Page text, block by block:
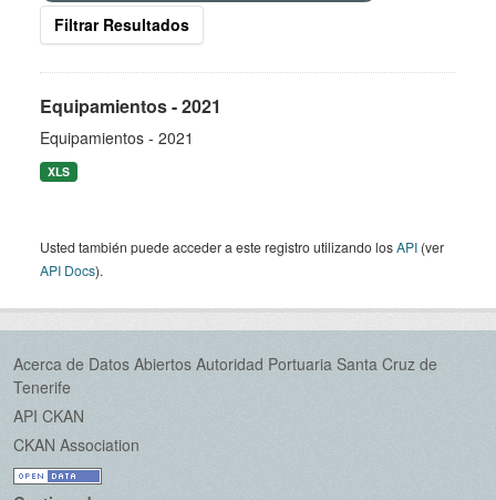
Filtrar Resultados
Equipamientos - 2021
Equipamientos - 2021
XLS
Usted también puede acceder a este registro utilizando losAPI (ver
API Docs).
Acerca de Datos Abiertos Autoridad Portuaria Santa Cruz de
Tenerife
API CKAN
CKAN Association